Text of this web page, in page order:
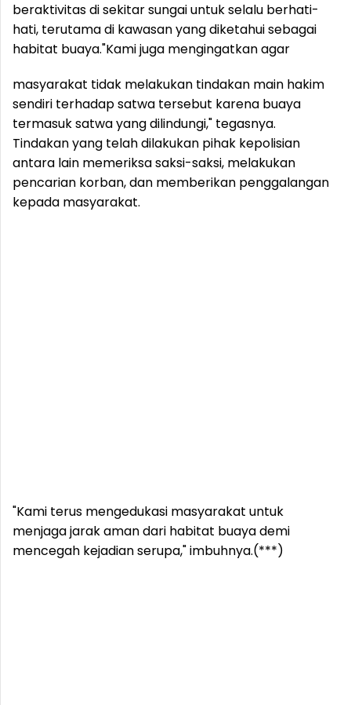
beraktivitas di sekitar sungai untuk selalu berhati-
hati, terutama di kawasan yang diketahui sebagai
habitat buaya."Kami juga mengingatkan agar
masyarakat tidak melakukan tindakan main hakim
sendiri terhadap satwa tersebut karena buaya
termasuk satwa yang dilindungi," tegasnya.
Tindakan yang telah dilakukan pihak kepolisian
antara lain memeriksa saksi-saksi, melakukan
pencarian korban, dan memberikan penggalangan
kepada masyarakat.
"Kami terus mengedukasi masyarakat untuk
menjaga jarak aman dari habitat buaya demi
mencegah kejadian serupa," imbuhnya.(***)